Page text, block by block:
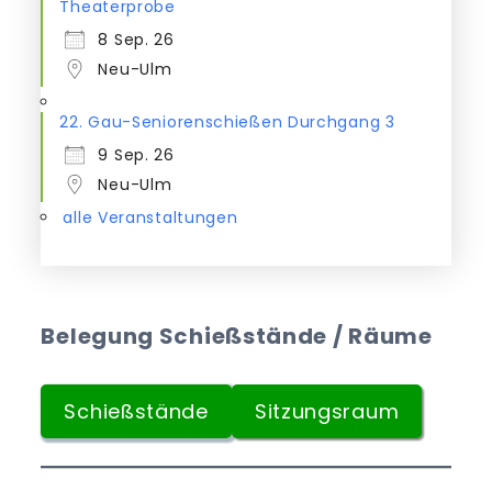
Theaterprobe
8 Sep. 26
Neu-Ulm
22. Gau-Seniorenschießen Durchgang 3
9 Sep. 26
Neu-Ulm
alle Veranstaltungen
Belegung Schießstände / Räume
Schießstände Sitzungsraum